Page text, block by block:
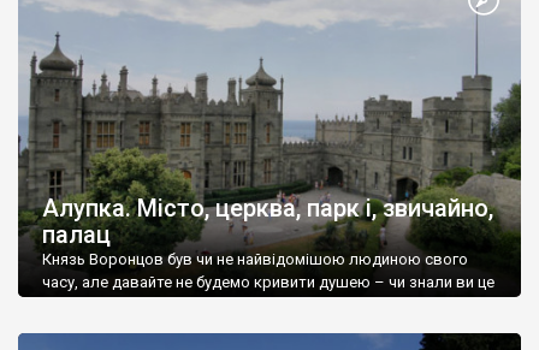
Алупка. Місто, церква, парк і, звичайно,
палац
Князь Воронцов був чи не найвідомішою людиною свого
часу, але давайте не будемо кривити душею – чи знали ви це